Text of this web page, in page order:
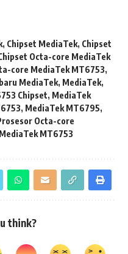
, Chipset MediaTek, Chipset
Octa-core MediaTek
core MediaTek MT6753,
MediaTek, MediaTek,
Chipset, MediaTek
, MediaTek MT6795,
Octa-core
MT6753
think?